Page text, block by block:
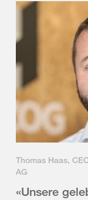
Thomas Haas,
AG
«Unsere